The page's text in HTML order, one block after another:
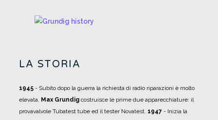
LA STORIA
1945 - Subito dopo la guerra la richiesta di radio riparazioni è molto
elevata. Max Grundig costruisce le prime due apparecchiature: il
provavalvole Tubatest tube ed il tester Novatest. 1947 - Inizia la